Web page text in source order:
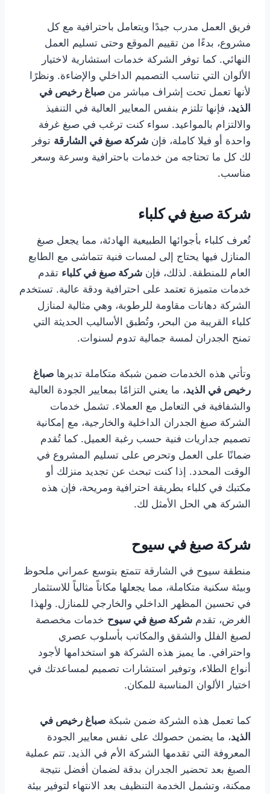
فريق العمل مدرب جيدًا ويتعامل باحترافية مع كل
مشروع، بدءًا من تقييم الموقع وحتى تسليم العمل
النهائي. كما توفر الشركة خدمات استشارية لاختيار
الألوان التي تناسب التصميم الداخلي والإضاءة. ونظرًا
لأنها تعمل تحت إشراف مباشر من صباغ رخيص في
الذيد، فإنها تلتزم بنفس المعايير العالية في التنفيذ
والالتزام بالمواعيد. سواء كنت ترغب في صبغ غرفة
واحدة أو فيلا كاملة، فإن شركة صبغ في الشارقة توفر
لك كل ما تحتاجه من خدمات باحترافية وسرعة وسعر
مناسب.
شركة صبغ في كلباء
تُعرف كلباء بأجوائها الطبيعية الهادئة، مما يجعل صبغ
المنازل فيها يحتاج إلى لمسات فنية تتماشى مع الطابع
العام للمنطقة. لذلك، فإن شركة صبغ في كلباء تقدم
خدمات متميزة تعتمد على احترافية ودقة عالية. تستخدم
الشركة دهانات مقاومة للرطوبة، وهي مثالية لمنازل
كلباء القريبة من البحر، وتُطبق الأساليب الحديثة التي
تمنح الجدران لمسة جمالية تدوم لسنوات.
وتأتي هذه الخدمات ضمن شبكة متكاملة تديرها صباغ
رخيص في الذيد، ما يعني التزامًا بمعايير الجودة العالية
والشفافية في التعامل مع العملاء. تشمل خدمات
الشركة صبغ الجدران الداخلية والخارجية، مع إمكانية
تصميم جداريات فنية حسب رغبة العميل. كما تُقدم
ضمانًا على العمل وتحرص على تسليم المشروع في
الوقت المحدد. إذا كنت تبحث عن تجديد منزلك أو
مكتبك في كلباء بطريقة احترافية ومريحة، فإن هذه
الشركة هي الحل الأمثل لك.
شركة صبغ في سيوح
منطقة سيوح في الشارقة تتمتع بتوسع عمراني ملحوظ
وبيئة سكنية متكاملة، مما يجعلها مكاناً مثالياً للاستثمار
في تحسين المظهر الداخلي والخارجي للمنازل. ولهذا
الغرض، تقدم شركة صبغ في سيوح خدمات مخصصة
لصبغ الفلل والشقق والمكاتب بأسلوب عصري
واحترافي. ما يميز هذه الشركة هو استخدامها لأجود
أنواع الطلاء، وتوفير استشارات تصميم لمساعدتك في
اختيار الألوان المناسبة للمكان.
كما تعمل هذه الشركة ضمن شبكة صباغ رخيص في
الذيد، ما يضمن حصولك على نفس معايير الجودة
المعروفة التي تقدمها الشركة الأم في الذيد. تتم عملية
الصبغ بعد تحضير الجدران بدقة لضمان أفضل نتيجة
ممكنة، وتشمل الخدمة التنظيف بعد الانتهاء لتوفير بيئة